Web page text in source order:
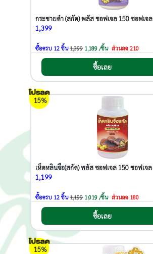
กระชายดำ (สกัด) พลัส ซอฟเจล 150 ซอฟเจล
1,399
ซื้อครบ 12 ชิ้น1,399 1,189 /ชิ้น ส่วนลด 210
ซื้อเลย
15%
เห็ดหลินจือ(สกัด) พลัส ซอฟเจล 150 ซอฟเจล
1,199
ซื้อครบ 12 ชิ้น1,199 1,019 /ชิ้น ส่วนลด 180
ซื้อเลย
15%